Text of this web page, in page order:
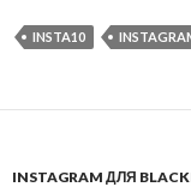
INSTA10
INSTAGRAM ДЛЯ